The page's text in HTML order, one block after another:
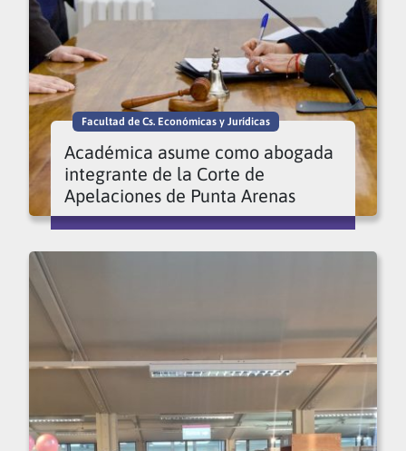
Facultad de Cs. Económicas y Jurídicas
Académica asume como abogada
integrante de la Corte de
Apelaciones de Punta Arenas